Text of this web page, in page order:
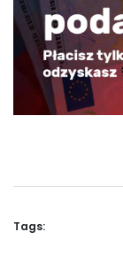
Tags: